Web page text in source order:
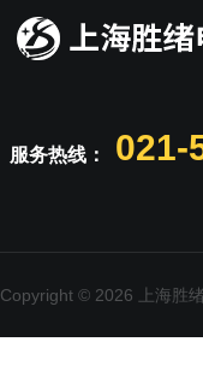
服务热线： 021-
Copyright © 2026 上海胜